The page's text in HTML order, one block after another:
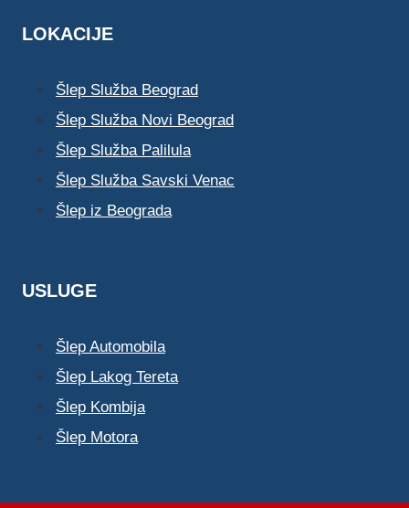
LOKACIJE
Šlep Služba Beograd
Šlep Služba Novi Beograd
Šlep Služba Palilula
Šlep Služba Savski Venac
Šlep iz Beograda
USLUGE
Šlep Automobila
Šlep Lakog Tereta
Šlep Kombija
Šlep Motora